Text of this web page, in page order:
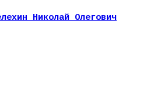
Николай Олегович